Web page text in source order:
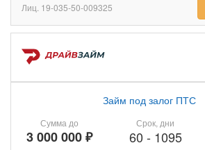
Лиц. 19-035-50-009325
Сумма до
3 000 000 ₽
Займ под залог ПТС
Срок, дни
60 - 1095